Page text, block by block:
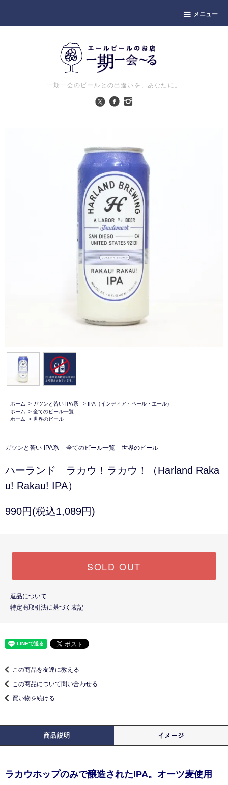
メニュー
一期一会のビールとの出逢いを、あなたに。
ホーム > ガツンと苦い-IPA系- >
IPA（インディア・ペール・エール）
ホーム
> 全てのビール一覧
ホーム
> 世界のビール
ガツンと苦い-IPA系- 全てのビール一覧 世界のビール
ハーランド ラカウ！ラカウ！（Harland Raka
u! Rakau! IPA）
990円(税込1,089円)
SOLD OUT
返品について
特定商取引法に基づく表記
この商品を友達に教える
この商品について問い合わせる
買い物を続ける
商品説明 イメージ
ラカウホップのみで醸造されたIPA。オーツ麦使用